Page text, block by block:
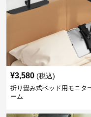
¥3,580 (税込)
折り畳み式ベッド用モニタ
ーム